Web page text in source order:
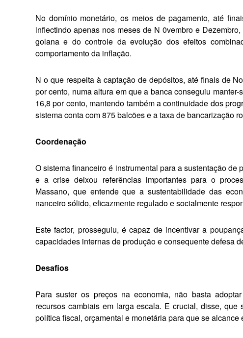
No domínio monetário, os meios de pagamento, até
inflectindo apenas nos meses de N 0­vembro e
golana e do controle da evolução dos efeitos
comportamento da inflação.
N o que respeita à captação de de­pósitos, até finais de
por cento, numa altura em que a ban­ca conseguiu
16,8 por cento, mantendo também a continuidade dos
sistema conta com 875 balcões e a taxa de bancarização
Coordenação
O sistema financeiro é instrumental para a sustentação
e a crise deixou referências importantes para o
Massano, que entende que a sus­tentabilidade das
nanceiro sólido, eficazmente regula­do e socialmente
Este factor, prosseguiu, é capaz de incentivar a
capacidades internas de produ­ção e consequente defesa
Desafios
Para suster os preços na econo­mia, não basta
recursos cambiais em larga escala. E crucial, disse, que
política fiscal, orçamental e mone­tária para que se